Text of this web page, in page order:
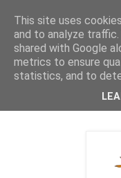
Ποιος
απέναντι από
This site uses
and to analyze traffic.
shared with Google
metrics to ensure
statistics, and to